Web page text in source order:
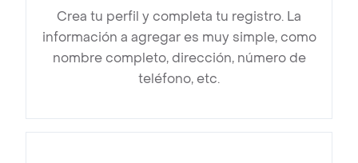
Crea tu perfil y completa tu registro. La
información a agregar es muy simple, como
nombre completo, dirección, número de
teléfono, etc.